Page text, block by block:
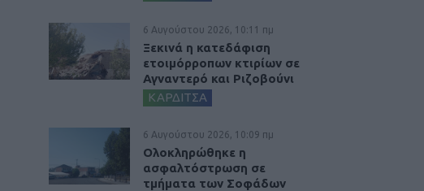
6 Αυγούστου 2026, 10:11 πμ
Ξεκινά η κατεδάφιση
ετοιμόρροπων κτιρίων σε
Αγναντερό και Ριζοβούνι
ΚΑΡΔΙΤΣΑ
6 Αυγούστου 2026, 10:09 πμ
Ολοκληρώθηκε η
ασφαλτόστρωση σε
τμήματα των Σοφάδων